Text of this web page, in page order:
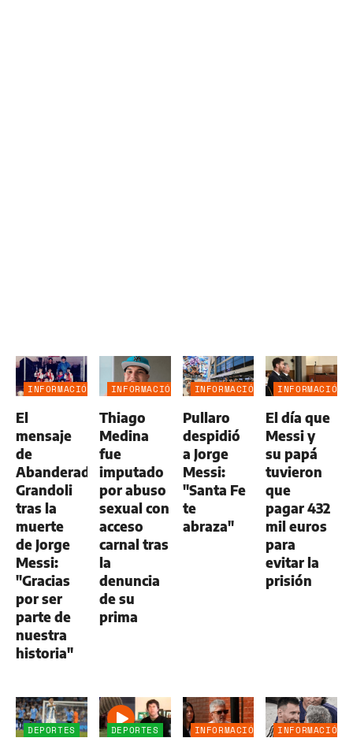
INFORMACIÓN
El
mensaje
de
Abanderado
Grandoli
tras la
muerte
de Jorge
Messi:
"Gracias
por ser
parte de
nuestra
historia"
INFORMACIÓN
Thiago
Medina
fue
imputado
por abuso
sexual con
acceso
carnal tras
la
denuncia
de su
prima
INFORMACIÓN
Pullaro
despidió
a Jorge
Messi:
"Santa Fe
te
abraza"
INFORMACIÓN
El día que
Messi y
su papá
tuvieron
que
pagar 432
mil euros
para
evitar la
prisión
DEPORTES DEPORTES
INFORMACIÓN
INFORMACIÓN